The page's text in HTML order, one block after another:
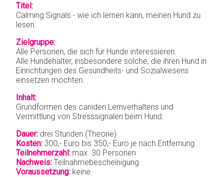
Titel:
Calming Signals - wie ich lernen kann, meinen Hund zu
lesen.
Zielgruppe:
Alle Personen, die sich für Hunde interessieren.
Alle Hundehalter, insbesondere solche, die ihren Hund in
Einrichtungen des Gesundheits- und Sozialwesens
einsetzen möchten.
Inhalt:
Grundformen des caniden Lernverhaltens und
Vermittlung von Stresssignalen beim Hund.
Dauer: drei Stunden (Theorie)
Kosten: 300,- Euro bis 350,- Euro je nach Entfernung
Teilnehmerzahl: max. 30 Personen
Nachweis: Teilnahmebescheinigung
Voraussetzung: keine